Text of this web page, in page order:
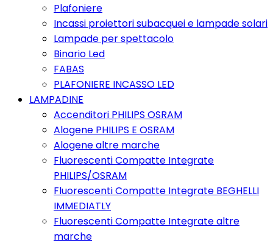
Plafoniere
Incassi proiettori subacquei e lampade solari
Lampade per spettacolo
Binario Led
FABAS
PLAFONIERE INCASSO LED
LAMPADINE
Accenditori PHILIPS OSRAM
Alogene PHILIPS E OSRAM
Alogene altre marche
Fluorescenti Compatte Integrate
PHILIPS/OSRAM
Fluorescenti Compatte Integrate BEGHELLI
IMMEDIATLY
Fluorescenti Compatte Integrate altre
marche